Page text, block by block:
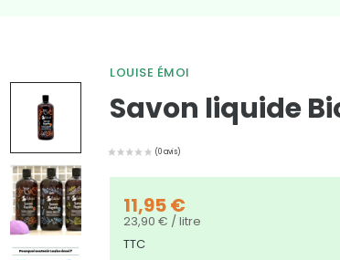
LOUISE ÉMOI
Savon liquide
11,95 €
23,90 € / litre
TTC